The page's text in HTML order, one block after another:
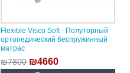
Flexible Visco Soft - Полуторный
ортопедический беспружинный
матрас
₪7800 ₪4660